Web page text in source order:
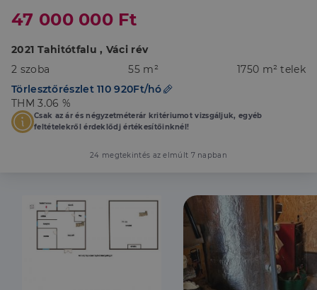
47 000 000 Ft
2021 Tahitótfalu , Váci rév
2 szoba
55 m²
1750 m² telek
Törlesztőrészlet 110 920Ft/hó
THM 3.06 %
Csak az ár és négyzetméterár kritériumot vizsgáljuk, egyéb
feltételekről érdeklődj értékesítőinknél!
24 megtekintés az elmúlt 7 napban